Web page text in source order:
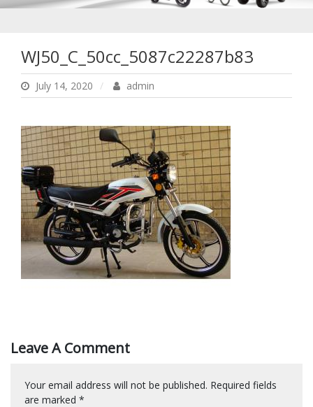
WJ50_C_50cc_5087c22287b83
July 14, 2020 admin
Leave A Comment
Your email address will not be published. Required fields
are marked *